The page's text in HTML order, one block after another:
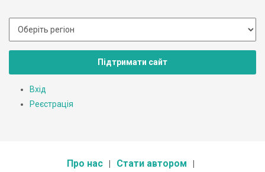
Підтримати сайт
Вхід
Реєстрація
Про нас Стати автором